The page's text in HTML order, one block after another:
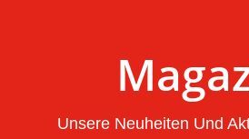
Unsere Neuheiten Und